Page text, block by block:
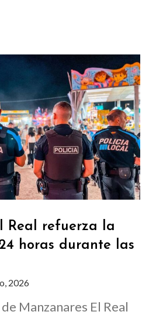
Real refuerza la
horas durante las
2026
Manzanares El Real